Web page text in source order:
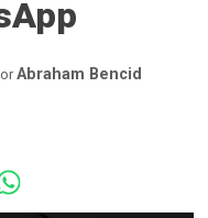
Abraham Bencid